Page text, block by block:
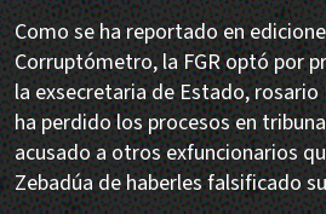
Como se ha reportado en
Corruptómetro, la FGR optó por
la exsecretaria de Estado, rosario
ha perdido los procesos en
acusado a otros exfuncionarios
Zebadúa de haberles falsificado